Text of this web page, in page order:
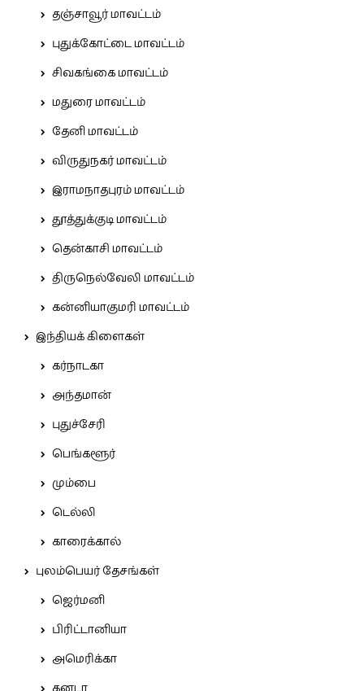
தஞ்சாவூர் மாவட்டம்
புதுக்கோட்டை மாவட்டம்
சிவகங்கை மாவட்டம்
மதுரை மாவட்டம்
தேனி மாவட்டம்
விருதுநகர் மாவட்டம்
இராமநாதபுரம் மாவட்டம்
தூத்துக்குடி மாவட்டம்
தென்காசி மாவட்டம்
திருநெல்வேலி மாவட்டம்
கன்னியாகுமரி மாவட்டம்
இந்தியக் கிளைகள்
கர்நாடகா
அந்தமான்
புதுச்சேரி
பெங்களூர்
மும்பை
டெல்லி
காரைக்கால்
புலம்பெயர் தேசங்கள்
ஜெர்மனி
பிரிட்டானியா
அமெரிக்கா